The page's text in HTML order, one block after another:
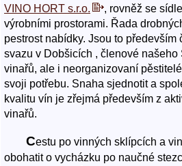
VINO HORT s.r.o.
, rovněž se
výrobními prostorami. Řada
pestrost nabídky. Jsou to
svazu v Dobšicích , členové našeho
vinařů, ale i neorganizovaní
svoji potřebu. Snaha sjednotit a
kvalitu vín je zřejmá především z
vinařů.
Cestu po vinných sklípcích a
obohatit o vycházku po naučné